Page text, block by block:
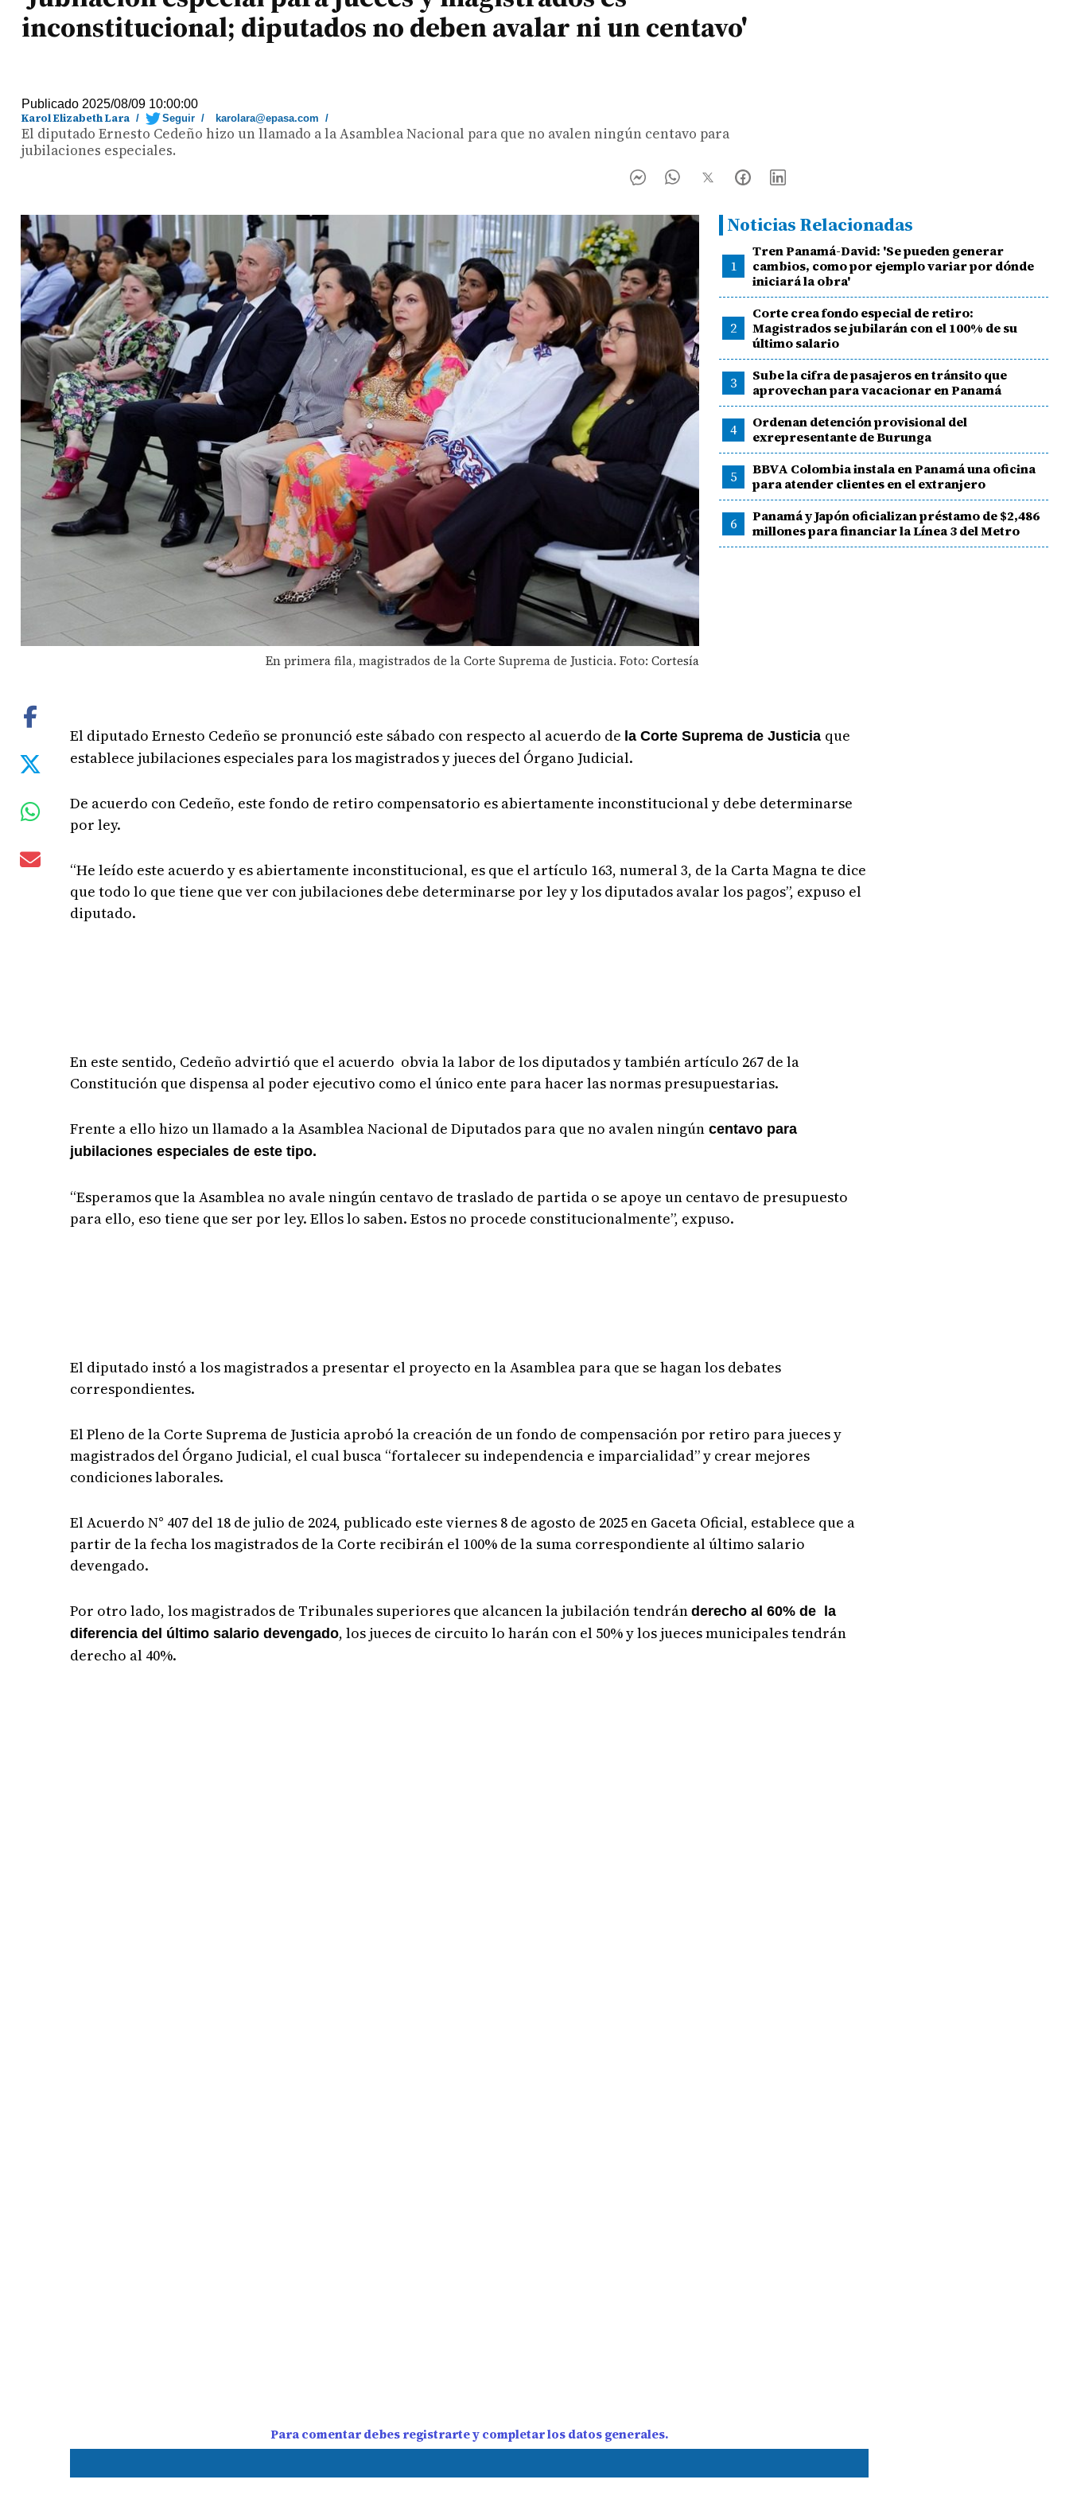
inconstitucional; diputados no deben avalar ni un centavo'
Publicado 2025/08/09 10:00:00
Karol Elizabeth Lara / Seguir / karolara@epasa.com /
El diputado Ernesto Cedeño hizo un llamado a la Asamblea Nacional para que no avalen ningún centavo para
jubilaciones especiales.
En primera fila, magistrados de la Corte Suprema de Justicia. Foto: Cortesía
Noticias Relacionadas
1
Tren Panamá-David: 'Se pueden generar
cambios, como por ejemplo variar por dónde
iniciará la obra'
2
Corte crea fondo especial de retiro:
Magistrados se jubilarán con el 100% de su
último salario
3
Sube la cifra de pasajeros en tránsito que
aprovechan para vacacionar en Panamá
4
Ordenan detención provisional del
exrepresentante de Burunga
5
BBVA Colombia instala en Panamá una oficina
para atender clientes en el extranjero
6
Panamá y Japón oficializan préstamo de $2,486
millones para financiar la Línea 3 del Metro
El diputado Ernesto Cedeño se pronunció este sábado con respecto al acuerdo de la Corte Suprema de Justicia que
establece jubilaciones especiales para los magistrados y jueces del Órgano Judicial.
De acuerdo con Cedeño, este fondo de retiro compensatorio es abiertamente inconstitucional y debe determinarse
por ley.
“He leído este acuerdo y es abiertamente inconstitucional, es que el artículo 163, numeral 3, de la Carta Magna te dice
que todo lo que tiene que ver con jubilaciones debe determinarse por ley y los diputados avalar los pagos”, expuso el
diputado.
En este sentido, Cedeño advirtió que el acuerdo obvia la labor de los diputados y también artículo 267 de la
Constitución que dispensa al poder ejecutivo como el único ente para hacer las normas presupuestarias.
Frente a ello hizo un llamado a la Asamblea Nacional de Diputados para que no avalen ningún centavo para
jubilaciones especiales de este tipo.
“Esperamos que la Asamblea no avale ningún centavo de traslado de partida o se apoye un centavo de presupuesto
para ello, eso tiene que ser por ley. Ellos lo saben. Estos no procede constitucionalmente”, expuso.
El diputado instó a los magistrados a presentar el proyecto en la Asamblea para que se hagan los debates
correspondientes.
El Pleno de la Corte Suprema de Justicia aprobó la creación de un fondo de compensación por retiro para jueces y
magistrados del Órgano Judicial, el cual busca “fortalecer su independencia e imparcialidad” y crear mejores
condiciones laborales.
El Acuerdo N° 407 del 18 de julio de 2024, publicado este viernes 8 de agosto de 2025 en Gaceta Oficial, establece que a
partir de la fecha los magistrados de la Corte recibirán el 100% de la suma correspondiente al último salario
devengado.
Por otro lado, los magistrados de Tribunales superiores que alcancen la jubilación tendránderecho al 60% de la
diferencia del último salario devengado, los jueces de circuito lo harán con el 50% y los jueces municipales tendrán
derecho al 40%.
Para comentar debes registrarte y completar los datos generales.